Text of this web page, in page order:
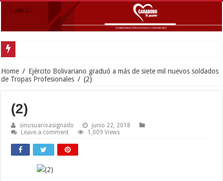
Home / Ejército Bolivariano graduó a más de siete mil nuevos soldados
de Tropas Profesionales / (2)
(2)
sinusuarioasignado
junio 22, 2018
Leave a comment
1,009 Views